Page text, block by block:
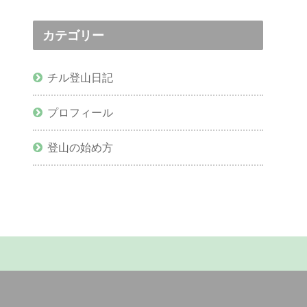
カテゴリー
チル登山日記
プロフィール
登山の始め方